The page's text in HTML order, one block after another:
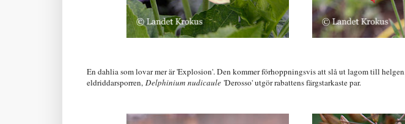
En dahlia som lovar mer är 'Explosion'. Den kommer förhoppningsvis att slå ut lagom till
eldriddarsporren, Delphinium nudicaule 'Derosso' utgör rabattens färgstarkaste par.